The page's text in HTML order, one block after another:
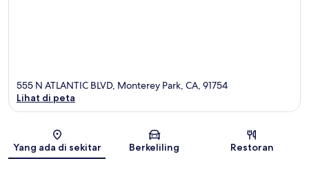
Peta
555 N ATLANTIC BLVD, Monterey Park, CA, 91754
Lihat di peta
Yang ada di sekitar Berkeliling Restoran